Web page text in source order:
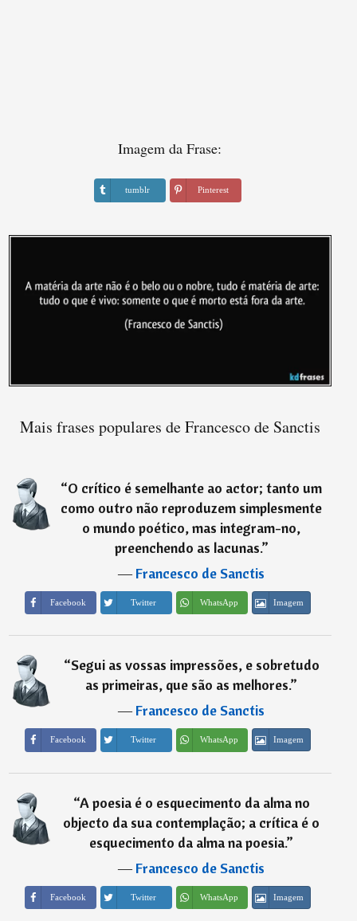
Imagem da Frase:
tumblr Pinterest
Mais frases populares de Francesco de Sanctis
“O crítico é semelhante ao actor; tanto um
como outro não reproduzem simplesmente
o mundo poético, mas integram-no,
preenchendo as lacunas.”
―Francesco de Sanctis
Facebook Twitter WhatsApp Imagem
“Segui as vossas impressões, e sobretudo
as primeiras, que são as melhores.”
―Francesco de Sanctis
Facebook Twitter WhatsApp Imagem
“A poesia é o esquecimento da alma no
objecto da sua contemplação; a crítica é o
esquecimento da alma na poesia.”
―Francesco de Sanctis
Facebook Twitter WhatsApp Imagem